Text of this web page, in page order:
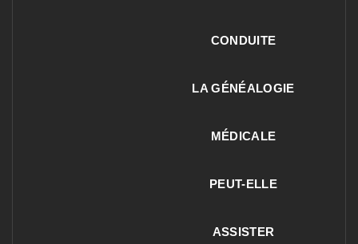
CONDUITE
LA GÉNÉALOGIE
MÉDICALE
PEUT-ELLE
ASSISTER